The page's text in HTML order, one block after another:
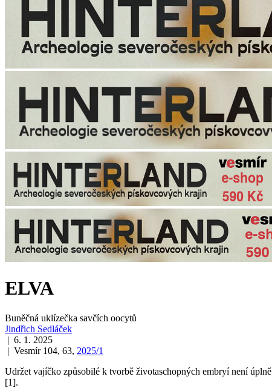
ELVA
Buněčná uklízečka savčích oocytů
Jindřich Sedláček
| 6. 1. 2025
| Vesmír 104, 63, 2025/1
Udržet vajíčko způsobilé k tvorbě životaschopných embryí není
[1].